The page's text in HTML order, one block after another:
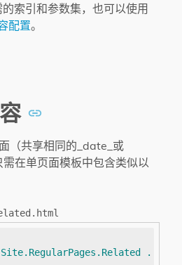
索引和参数集，也可以使用
配置。
（共享相同的_date_或
需在单页面模板中包含类似以
.